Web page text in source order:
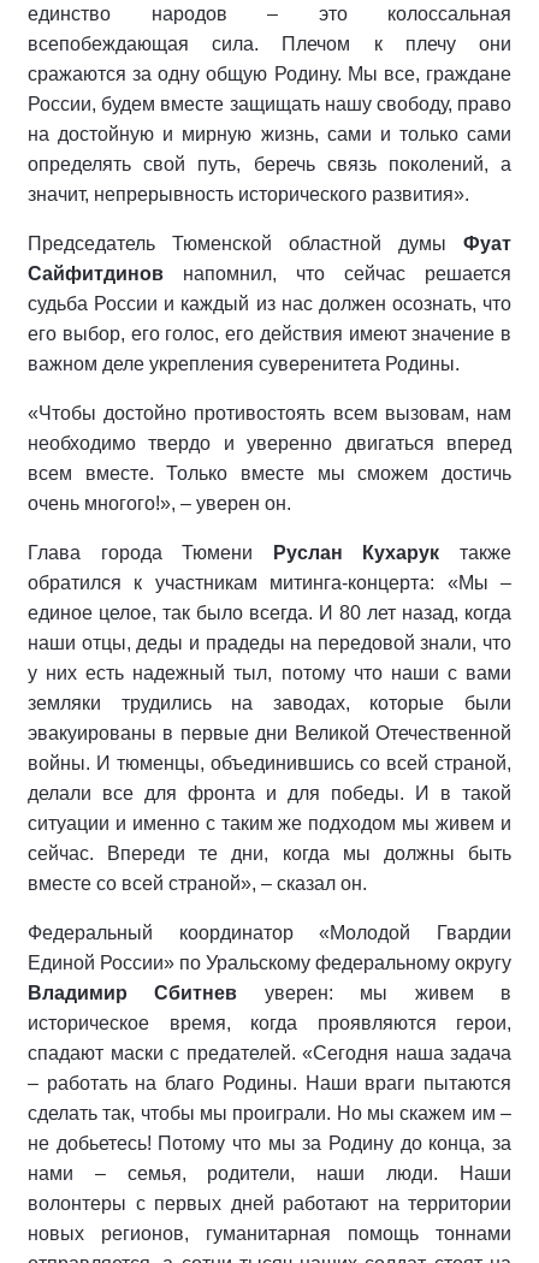
единство народов – это колоссальная
всепобеждающая сила. Плечом к плечу они
сражаются за одну общую Родину. Мы все, граждане
России, будем вместе защищать нашу свободу, право
на достойную и мирную жизнь, сами и только сами
определять свой путь, беречь связь поколений, а
значит, непрерывность исторического развития».
Председатель Тюменской областной думы Фуат
Сайфитдинов напомнил, что сейчас решается
судьба России и каждый из нас должен осознать, что
его выбор, его голос, его действия имеют значение в
важном деле укрепления суверенитета Родины.
«Чтобы достойно противостоять всем вызовам, нам
необходимо твердо и уверенно двигаться вперед
всем вместе. Только вместе мы сможем достичь
очень многого!», – уверен он.
Глава города Тюмени Руслан Кухарук также
обратился к участникам митинга-концерта: «Мы –
единое целое, так было всегда. И 80 лет назад, когда
наши отцы, деды и прадеды на передовой знали, что
у них есть надежный тыл, потому что наши с вами
земляки трудились на заводах, которые были
эвакуированы в первые дни Великой Отечественной
войны. И тюменцы, объединившись со всей страной,
делали все для фронта и для победы. И в такой
ситуации и именно с таким же подходом мы живем и
сейчас. Впереди те дни, когда мы должны быть
вместе со всей страной», – сказал он.
Федеральный координатор «Молодой Гвардии
Единой России» по Уральскому федеральному округу
Владимир Сбитнев уверен: мы живем в
историческое время, когда проявляются герои,
спадают маски с предателей. «Сегодня наша задача
– работать на благо Родины. Наши враги пытаются
сделать так, чтобы мы проиграли. Но мы скажем им –
не добьетесь! Потому что мы за Родину до конца, за
нами – семья, родители, наши люди. Наши
волонтеры с первых дней работают на территории
новых регионов, гуманитарная помощь тоннами